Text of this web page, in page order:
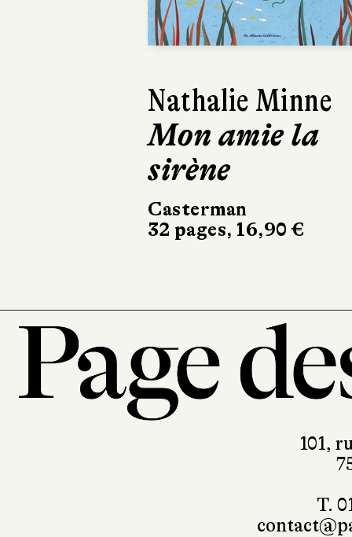
Nathalie Minne
Mon amie la
sirène
Casterman
32 pages, 16,90 €
Luis
Métailié
120 pages,
101,
T.